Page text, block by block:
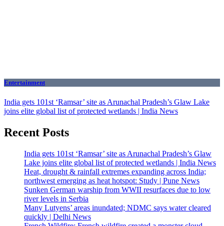
Entertainment
India gets 101st ‘Ramsar’ site as Arunachal Pradesh’s Glaw Lake
joins elite global list of protected wetlands | India News
Recent Posts
India gets 101st ‘Ramsar’ site as Arunachal Pradesh’s Glaw
Lake joins elite global list of protected wetlands | India News
Heat, drought & rainfall extremes expanding across India;
northwest emerging as heat hotspot: Study | Pune News
Sunken German warship from WWII resurfaces due to low
river levels in Serbia
Many Lutyens’ areas inundated; NDMC says water cleared
quickly | Delhi News